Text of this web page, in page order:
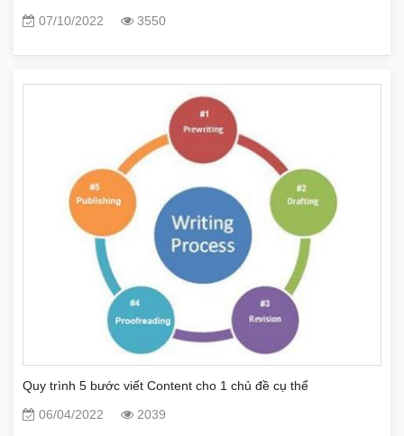
07/10/2022
3550
Quy trình 5 bước viết Content cho 1 chủ đề cụ thể
06/04/2022
2039